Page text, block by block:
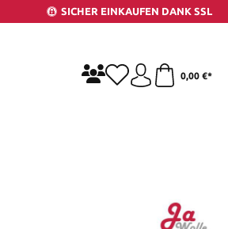
SICHER EINKAUFEN DANK SSL
0,00 €*